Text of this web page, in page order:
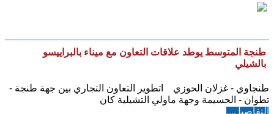
طنجة المتوسط يوطد علاقات التعاون مع ميناء بالبراييسو
بالشيلي
طنجاوي - غزلان الحوزي اتطوير التعاون التجاري بين جهة طنجة -
تطوان - الحسيمة وجهة ماولي التشيلية كان
التفاصيل...